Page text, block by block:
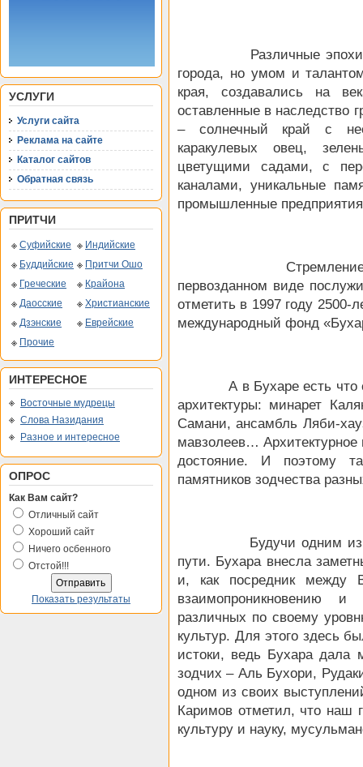
УСЛУГИ
Услуги сайта
Реклама на сайте
Каталог сайтов
Обратная связь
ПРИТЧИ
Суфийские
Индийские
Буддийские
Притчи Ошо
Греческие
Крайона
Даосские
Христианские
Дзэнские
Еврейские
Прочие
ИНТЕРЕСНОЕ
Восточные мудрецы
Слова Назидания
Разное и интересное
ОПРОС
Как Вам сайт?
Отличный сайт
Хороший сайт
Ничего осбенного
Отстой!!!
Показать результаты
Различные эпохи и
города, но умом и
края, создавались на
оставленные в наследство
– солнечный край с
каракулевых овец,
цветущими садами, с
каналами, уникальные
промышленные
Стремление
первозданном виде
отметить в 1997 году 2500-
международный фонд
А в Бухаре есть что
архитектуры: минарет
Самани, ансамбль Ляби-
мавзолеев…
достояние. И поэтому
памятников зодчества
Будучи одним из
пути. Бухара внесла
и, как посредник между
взаимопроникновению
различных по своему
культур. Для этого здесь
истоки, ведь Бухара дала
зодчих – Аль Бухори,
одном из своих
Каримов отметил, что наш
культуру и науку,